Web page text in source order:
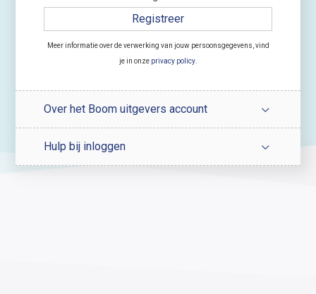
Registreer
Meer informatie over de verwerking van jouw persoonsgegevens, vind
je in onze privacy policy.
Over het Boom uitgevers account
Hulp bij inloggen